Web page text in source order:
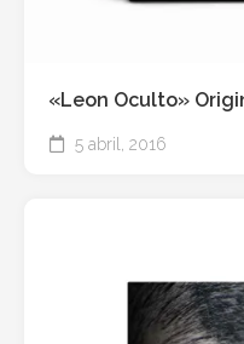
«Leon Oculto»
5 abril, 2016